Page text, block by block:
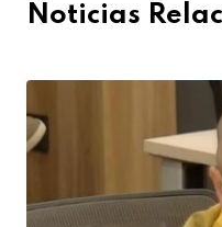
Noticias